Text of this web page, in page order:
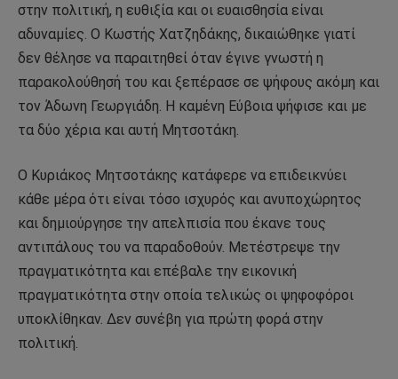
στην πολιτική, η ευθιξία και οι ευαισθησία είναι
αδυναμίες. Ο Κωστής Χατζηδάκης, δικαιώθηκε γιατί
δεν θέλησε να παραιτηθεί όταν έγινε γνωστή η
παρακολούθησή του και ξεπέρασε σε ψήφους ακόμη και
τον Άδωνη Γεωργιάδη. Η καμένη Εύβοια ψήφισε και με
τα δύο χέρια και αυτή Μητσοτάκη.
Ο Κυριάκος Μητσοτάκης κατάφερε να επιδεικνύει
κάθε μέρα ότι είναι τόσο ισχυρός και ανυποχώρητος
και δημιούργησε την απελπισία που έκανε τους
αντιπάλους του να παραδοθούν. Μετέστρεψε την
πραγματικότητα και επέβαλε την εικονική
πραγματικότητα στην οποία τελικώς οι ψηφοφόροι
υποκλίθηκαν. Δεν συνέβη για πρώτη φορά στην
πολιτική.